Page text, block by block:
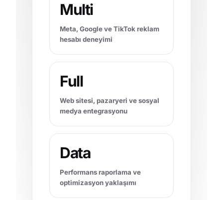
Multi
Meta, Google ve TikTok reklam
hesabı deneyimi
Full
Web sitesi, pazaryeri ve sosyal
medya entegrasyonu
Data
Performans raporlama ve
optimizasyon yaklaşımı